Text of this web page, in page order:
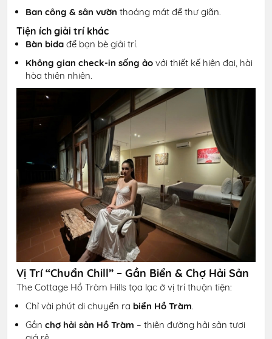
Ban công & sân vườn thoáng mát để thư giãn.
Tiện ích giải trí khác
Bàn bida để bạn bè giải trí.
Không gian check-in sống ảo với thiết kế hiện đại, hài
hòa thiên nhiên.
Vị Trí “Chuẩn Chill” – Gần Biển & Chợ Hải Sản
The Cottage Hồ Tràm Hills tọa lạc ở vị trí thuận tiện:
Chỉ vài phút di chuyển ra biển Hồ Tràm.
Gầnchợ hải sản Hồ Tràm – thiên đường hải sản tươi